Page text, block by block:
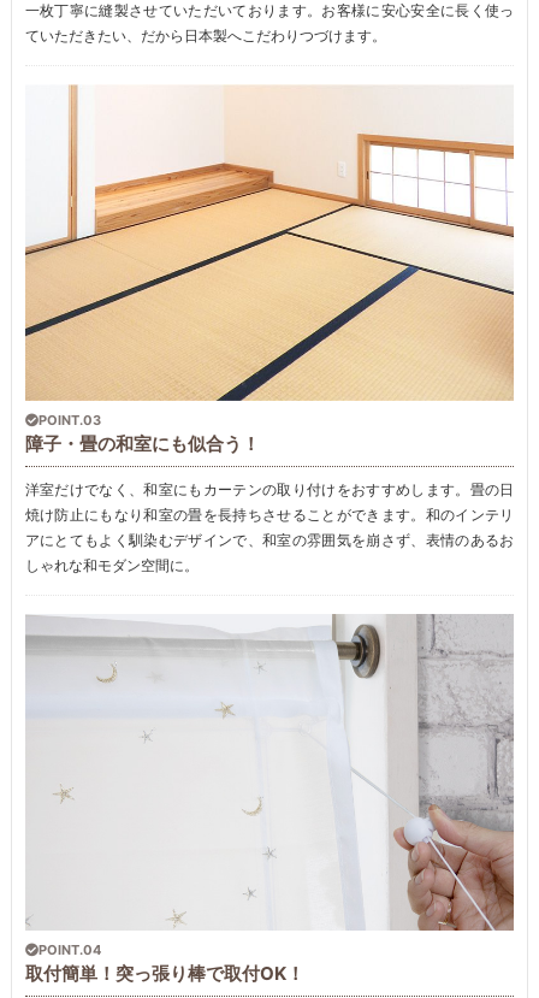
一枚丁寧に縫製させていただいております。お客様に安心安全に長く使っ
ていただきたい、だから日本製へこだわりつづけます。
POINT.03
障子・畳の和室にも似合う！
洋室だけでなく、和室にもカーテンの取り付けをおすすめします。畳の日
焼け防止にもなり和室の畳を長持ちさせることができます。和のインテリ
アにとてもよく馴染むデザインで、和室の雰囲気を崩さず、表情のあるお
しゃれな和モダン空間に。
POINT.04
取付簡単！突っ張り棒で取付OK！